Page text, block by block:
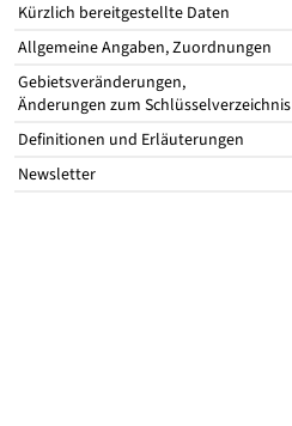
Kürzlich bereitgestellte Daten
Allgemeine Angaben, Zuordnungen
Gebietsveränderungen,
Änderungen zum Schlüsselverzeichnis
Definitionen und Erläuterungen
Newsletter